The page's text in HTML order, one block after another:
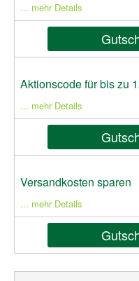
... mehr Details
Aktionscode für bis zu
... mehr Details
Versandkosten sparen
... mehr Details